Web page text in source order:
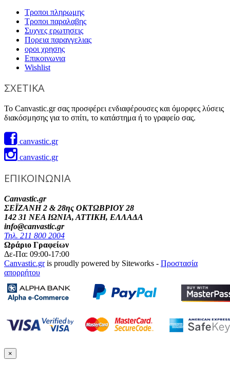
Τροποι πληρωμης
Τροποι παραλαβης
Συχνες ερωτησεις
Πορεια παραγγελιας
οροι χρησης
Επικοινωνια
Wishlist
ΣΧΕΤΙΚΑ
Το Canvastic.gr σας προσφέρει ενδιαφέρουσες και όμορφες λύσεις
διακόσμησης για το σπίτι, το κατάστημα ή το γραφείο σας.
canvastic.gr
canvastic.gr
ΕΠΙΚΟΙΝΩΝΙΑ
Canvastic.gr
ΣΕΪΖΑΝΗ 2 & 28ης ΟΚΤΩΒΡΙΟΥ 28
142 31 ΝΕΑ ΙΩΝΙΑ, ΑΤΤΙΚΗ, ΕΛΛΑΔΑ
info@canvastic.gr
Τηλ. 211 800 2004
Ωράριο Γραφείων
Δε-Πα: 09:00-17:00
Canvastic.gris proudly powered by Siteworks - Προστασία
απορρήτου
×